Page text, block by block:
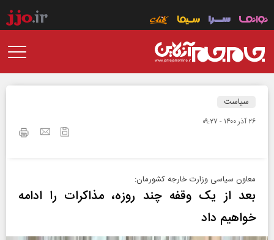
سیاست
۲۶ آذر ۱۴۰۰ - ۰۹:۲۷
معاون سیاسی وزارت خارجه کشورمان:
بعد از یک وقفه چند روزه، مذاکرات را ادامه
خواهیم داد